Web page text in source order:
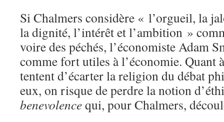
Si Chalmers considère « l’orgueil, la
la dignité, l’intérêt et l’ambition »
voire des péchés, l’économiste Adam
comme fort utiles à l’économie. Quant
tentent d’écarter la religion du débat
eux, on risque de perdre la notion
benevolencequi, pour Chalmers,